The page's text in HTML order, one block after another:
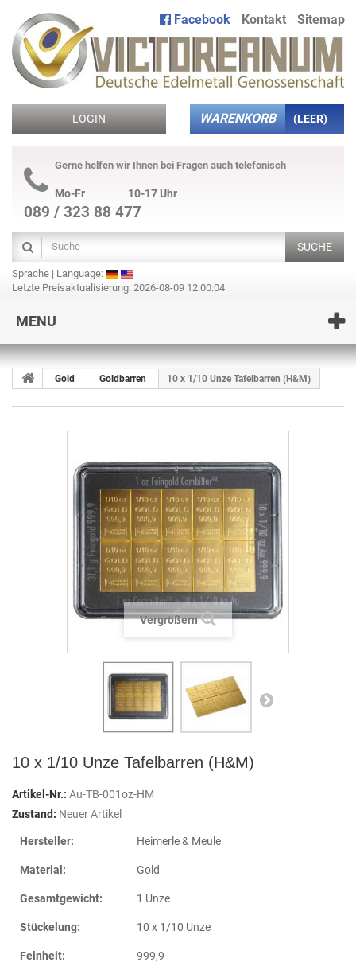
Facebook Kontakt Sitemap
LOGIN WARENKORB (LEER)
Gerne helfen wir Ihnen bei Fragen auch telefonisch
Mo-Fr 10-17 Uhr
089 / 323 88 477
SUCHE
Sprache | Language:
Letzte Preisaktualisierung: 2026-08-09 12:00:04
MENU
Gold Goldbarren 10 x 1/10 Unze Tafelbarren (H&M)
Vergrößern
10 x 1/10 Unze Tafelbarren (H&M)
Artikel-Nr.: Au-TB-001oz-HM
Zustand: Neuer Artikel
Hersteller: Heimerle & Meule
Material: Gold
Gesamtgewicht: 1 Unze
Stückelung: 10 x 1/10 Unze
Feinheit: 999,9